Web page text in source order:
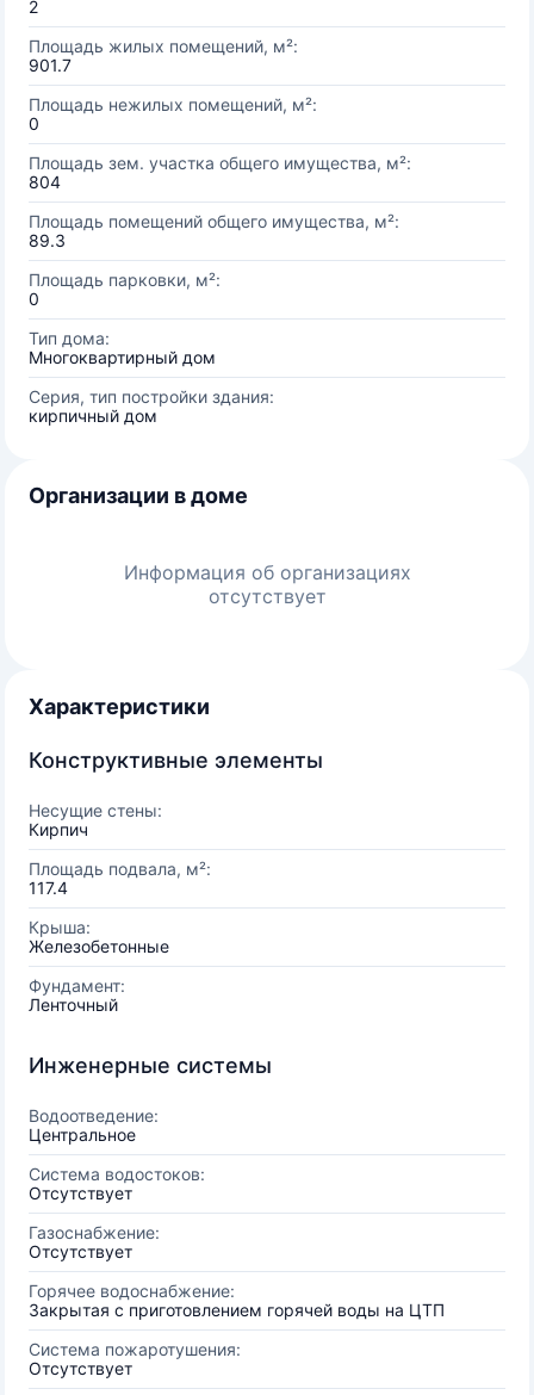
2
Площадь жилых помещений, м²:
901.7
Площадь нежилых помещений, м²:
0
Площадь зем. участка общего имущества, м²:
804
Площадь помещений общего имущества, м²:
89.3
Площадь парковки, м²:
0
Тип дома:
Многоквартирный дом
Серия, тип постройки здания:
кирпичный дом
Организации в доме
Информация об организациях
отсутствует
Характеристики
Конструктивные элементы
Несущие стены:
Кирпич
Площадь подвала, м²:
117.4
Крыша:
Железобетонные
Фундамент:
Ленточный
Инженерные системы
Водоотведение:
Центральное
Система водостоков:
Отсутствует
Газоснабжение:
Отсутствует
Горячее водоснабжение:
Закрытая с приготовлением горячей воды на ЦТП
Система пожаротушения:
Отсутствует